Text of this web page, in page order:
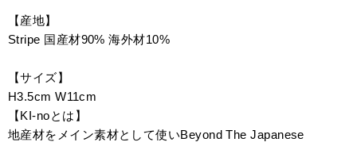
【産地】
Stripe 国産材90% 海外材10%
【サイズ】
H3.5cm W11cm
【KI-noとは】
地産材をメイン素材として使いBeyond The Japanese